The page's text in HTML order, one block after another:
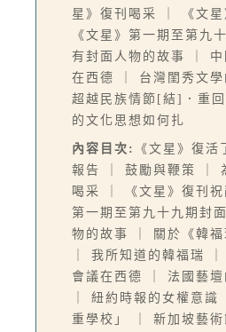
星》復刊喝采 ｜ 《文星
《文星》第一期至第九
有封面人物的故事 ｜
在西德 ｜ 台灣閨秀文學
超越民族情節[結]．重
的文化思想如何扎
內容目次:
《文星》復
報告 ｜ 鼓勵與鞭策 ｜
喝采 ｜ 《文星》復刊祝
第一期至第九十九期封
物的故事 ｜ 關於《韓福
｜ 我所知道的韓福瑞
會議在西德 ｜ 法國藝壇
｜ 紐約時報的女權意識
重學校」 ｜ 新加坡藝術